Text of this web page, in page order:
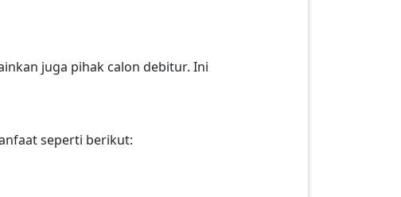
juga pihak calon debitur. Ini
seperti berikut: